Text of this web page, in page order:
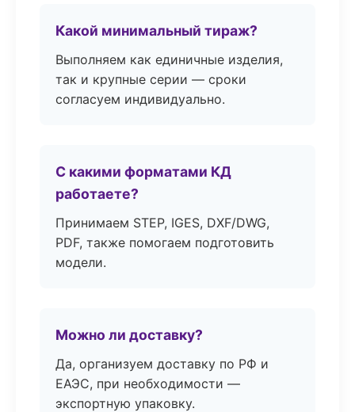
Какой минимальный тираж?
Выполняем как единичные изделия,
так и крупные серии — сроки
согласуем индивидуально.
С какими форматами КД
работаете?
Принимаем STEP, IGES, DXF/DWG,
PDF, также помогаем подготовить
модели.
Можно ли доставку?
Да, организуем доставку по РФ и
ЕАЭС, при необходимости —
экспортную упаковку.